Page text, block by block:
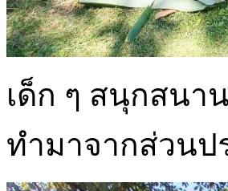
เด็ก ๆ สนุกสนา
ทำมาจากส่วนป